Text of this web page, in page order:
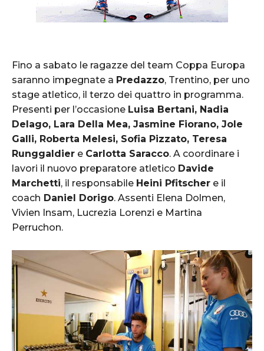
Fino a sabato le ragazze del team Coppa Europa
saranno impegnate a Predazzo, Trentino, per uno
stage atletico, il terzo dei quattro in programma.
Presenti per l’occasione Luisa Bertani, Nadia
Delago, Lara Della Mea, Jasmine Fiorano, Jole
Galli, Roberta Melesi, Sofia Pizzato, Teresa
Runggaldier e Carlotta Saracco. A coordinare i
lavori il nuovo preparatore atletico Davide
Marchetti, il responsabile Heini Pfitscher e il
coach Daniel Dorigo. Assenti Elena Dolmen,
Vivien Insam, Lucrezia Lorenzi e Martina
Perruchon.